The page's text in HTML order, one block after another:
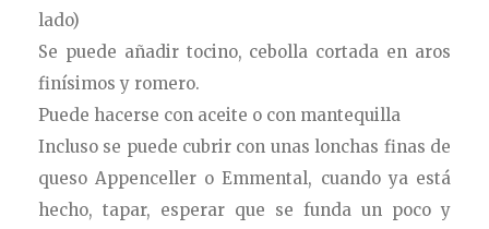
lado)
Se puede añadir tocino, cebolla cortada en aros
finísimos y romero.
Puede hacerse con aceite o con mantequilla
Incluso se puede cubrir con unas lonchas finas de
queso Appenceller o Emmental, cuando ya está
hecho, tapar, esperar que se funda un poco y